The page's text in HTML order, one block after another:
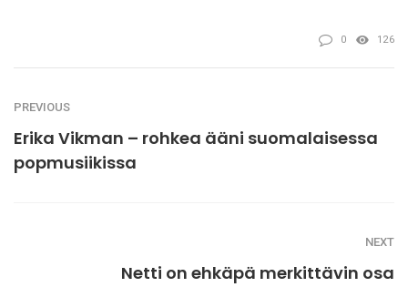
0 126
PREVIOUS
Erika Vikman – rohkea ääni suomalaisessa
popmusiikissa
NEXT
Netti on ehkäpä merkittävin osa